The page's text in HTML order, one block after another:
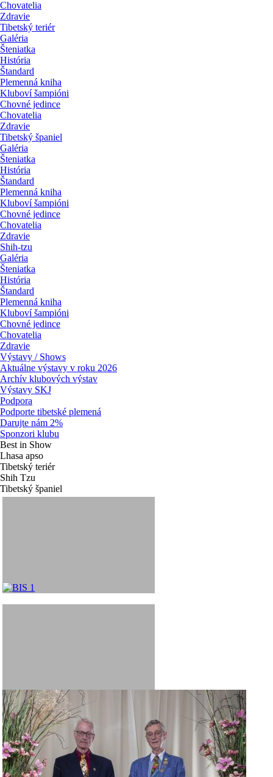
Chovatelia
Zdravie
Tibetský teriér
Galéria
Šteniatka
História
Štandard
Plemenná kniha
Kluboví šampióni
Chovné jedince
Chovatelia
Zdravie
Tibetský španiel
Galéria
Šteniatka
História
Štandard
Plemenná kniha
Kluboví šampióni
Chovné jedince
Chovatelia
Zdravie
Shih-tzu
Galéria
Šteniatka
História
Štandard
Plemenná kniha
Kluboví šampióni
Chovné jedince
Chovatelia
Zdravie
Výstavy / Shows
Aktuálne výstavy v roku 2026
Archív klubových výstav
Výstavy SKJ
Podpora
Podporte tibetské plemená
Darujte nám 2%
Sponzori klubu
Best in Show
Lhasa apso
Tibetský teriér
Shih Tzu
Tibetský španiel